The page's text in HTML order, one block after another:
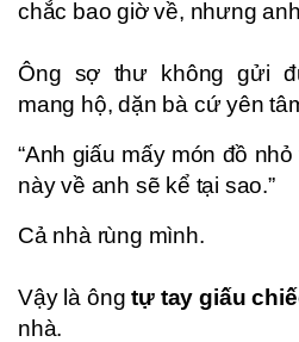
chắc bao giờ về, nhưng
Ông sợ thư không gửi
mang hộ, dặn bà cứ yên
“Anh giấu mấy món đồ
này về anh sẽ kể tại sao.”
Cả nhà rùng mình.
Vậy là ôngtự tay giấu
nhà.